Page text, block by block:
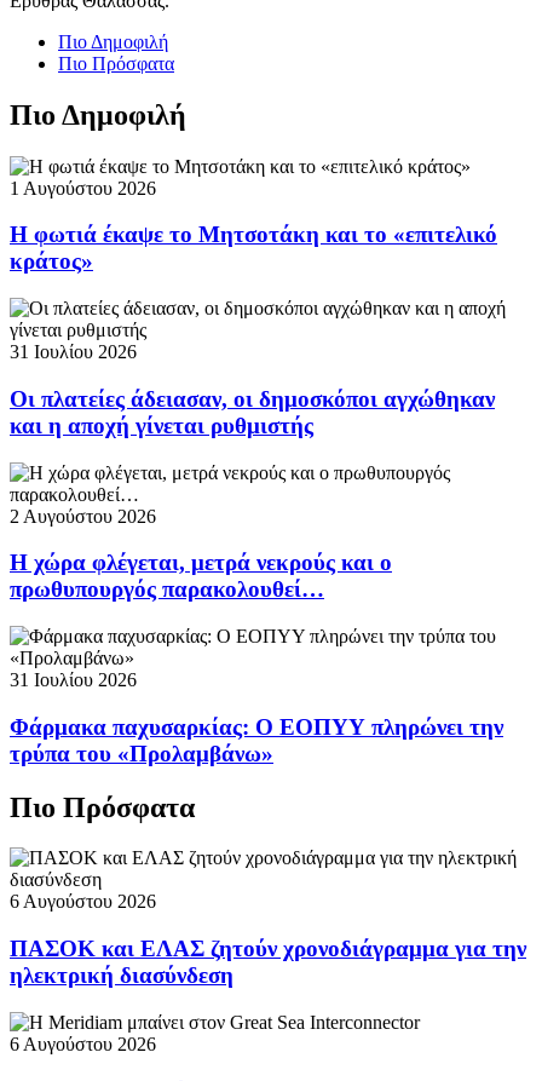
Πιο Δημοφιλή
Πιο Πρόσφατα
Πιο Δημοφιλή
1 Αυγούστου 2026
Η φωτιά έκαψε το Μητσοτάκη και το «επιτελικό
κράτος»
31 Ιουλίου 2026
Οι πλατείες άδειασαν, οι δημοσκόποι αγχώθηκαν
και η αποχή γίνεται ρυθμιστής
2 Αυγούστου 2026
Η χώρα φλέγεται, μετρά νεκρούς και ο
πρωθυπουργός παρακολουθεί…
31 Ιουλίου 2026
Φάρμακα παχυσαρκίας: Ο ΕΟΠΥΥ πληρώνει την
τρύπα του «Προλαμβάνω»
Πιο Πρόσφατα
6 Αυγούστου 2026
ΠΑΣΟΚ και ΕΛΑΣ ζητούν χρονοδιάγραμμα για την
ηλεκτρική διασύνδεση
6 Αυγούστου 2026